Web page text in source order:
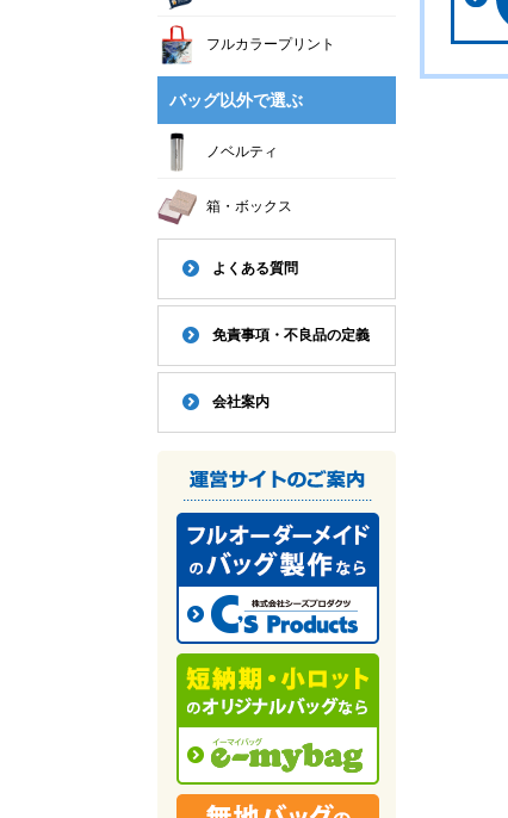
フルカラープリント
バッグ以外で選ぶ
ノベルティ
箱・ボックス
よくある質問
免責事項・不良品の定義
会社案内